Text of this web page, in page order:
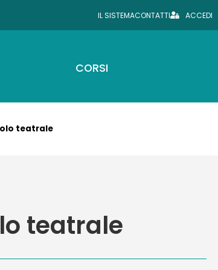
IL SISTEMACONTATTI ACCEDI
CORSI
teatrale
teatrale